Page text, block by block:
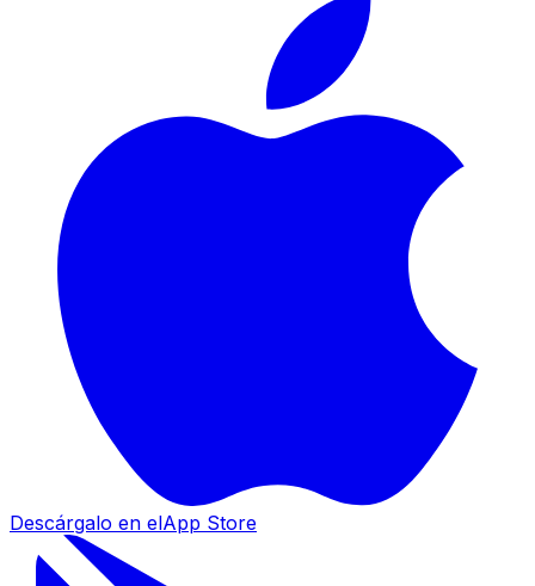
Descárgalo en elApp Store